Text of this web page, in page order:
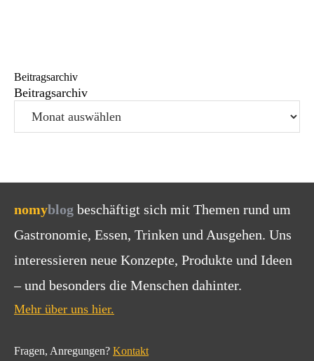
Beitragsarchiv
Beitragsarchiv
nomyblog beschäftigt sich mit Themen rund um
Gastronomie, Essen, Trinken und Ausgehen. Uns
interessieren neue Konzepte, Produkte und Ideen
– und besonders die Menschen dahinter.
Mehr über uns hier.
Fragen, Anregungen? Kontakt